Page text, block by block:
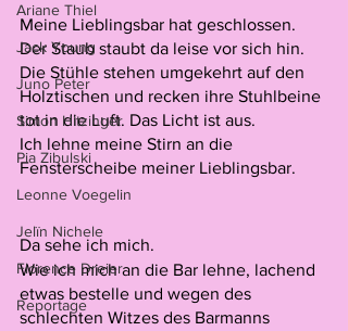
Ariane Thiel
Jack Young
Juno Peter
Simon Hitzinger
Pia Zibulski
Leonne Voegelin
Jelïn Nichele
Florence Dreier
Reportage
Meine Lieblingsbar hat geschlossen.
Der Staub staubt da leise vor sich hin.
Die Stühle stehen umgekehrt auf den
Holztischen und recken ihre Stuhlbeine
tot in die Luft. Das Licht ist aus.
Ich lehne meine Stirn an die
Fensterscheibe meiner Lieblingsbar.
Da sehe ich mich.
Wie ich mich an die Bar lehne, lachend
etwas bestelle und wegen des
schlechten Witzes des Barmanns